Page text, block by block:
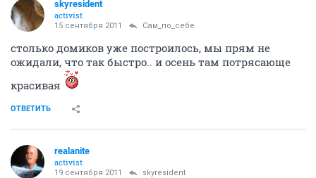
skyresident
activist
15 сентября 2011 Сам_по_себе
столько домиков уже построилось, мы прям не
ожидали, что так быстро.. и осень там потрясающе
красивая
ОТВЕТИТЬ
realanite
activist
19 сентября 2011 skyresident